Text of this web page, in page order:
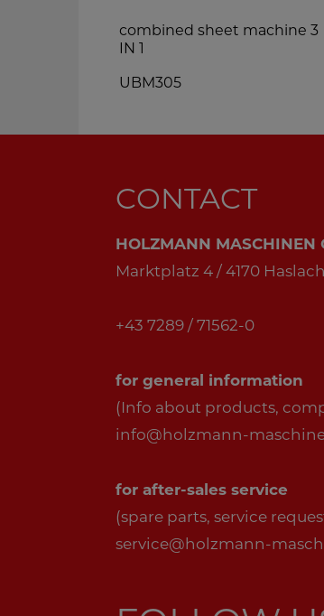
combined sheet machine 3
IN 1
UBM305
CONTACT
HOLZMANN MASCHINEN
Marktplatz 4 / 4170
+43 7289 / 71562-0
for general information
(Info about products,
info@holzmann-
for after-sales service
(spare parts, service
service@holzmann-